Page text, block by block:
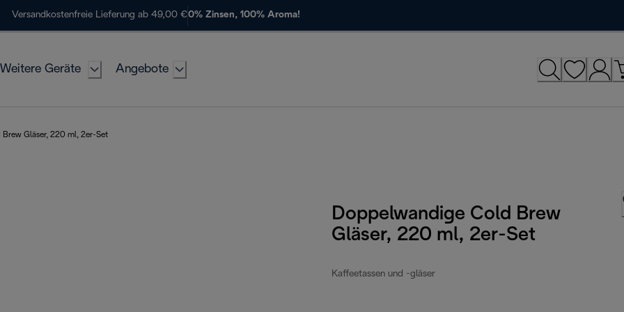
Versandkostenfreie Lieferung ab 49,00 €0% Zinsen, 100% Aroma!
Weitere Geräte Angebote
Brew Gläser, 220 ml, 2er-Set
Doppelwandige Cold Brew
Gläser, 220 ml, 2er-Set
Kaffeetassen und -gläser